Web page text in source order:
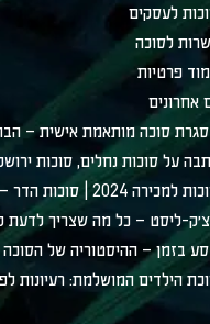
לעסקים
לסוכה
פרטיות
אחרונים
סוכה מותאמת אישית –
על סוכות נחלים, סוכות
2024 | סוכות הדר – הסוכה הטלסקופית המהפכנית
ליסט – כל מה שצריך לדעת
בזמן – ההיסטוריה של הסוכה
הילדים המושלמת: רעיונות